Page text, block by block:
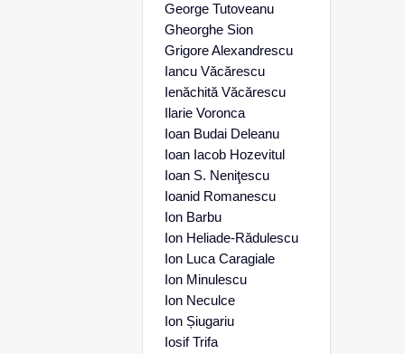
George Tutoveanu
Gheorghe Sion
Grigore Alexandrescu
Iancu Văcărescu
Ienăchită Văcărescu
Ilarie Voronca
Ioan Budai Deleanu
Ioan Iacob Hozevitul
Ioan S. Neniţescu
Ioanid Romanescu
Ion Barbu
Ion Heliade-Rădulescu
Ion Luca Caragiale
Ion Minulescu
Ion Neculce
Ion Șiugariu
Iosif Trifa